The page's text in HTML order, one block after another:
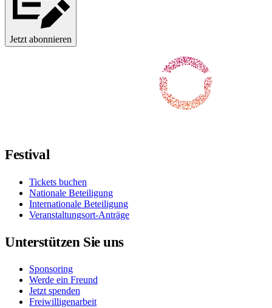
Jetzt abonnieren
Festival
Tickets buchen
Nationale Beteiligung
Internationale Beteiligung
Veranstaltungsort-Anträge
Unterstützen Sie uns
Sponsoring
Werde ein Freund
Jetzt spenden
Freiwilligenarbeit